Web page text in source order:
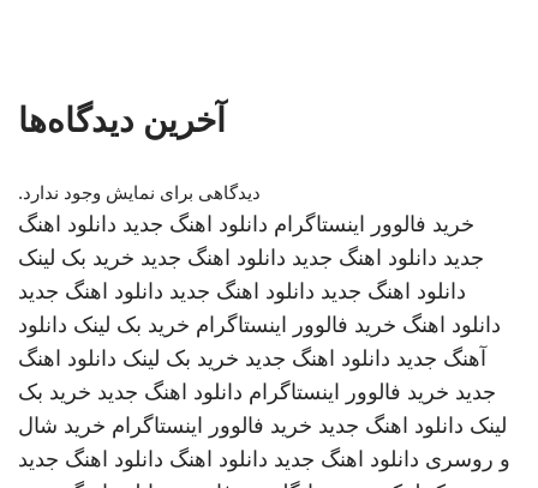
آخرین دیدگاه‌ها
دیدگاهی برای نمایش وجود ندارد.
خرید فالوور اینستاگرام دانلود اهنگ جدید دانلود اهنگ
جدید دانلود اهنگ جدید دانلود اهنگ جدید خرید بک لینک
دانلود اهنگ جدید دانلود اهنگ جدید دانلود اهنگ جدید
دانلود اهنگ خرید فالوور اینستاگرام خرید بک لینک دانلود
آهنگ جدید دانلود اهنگ جدید خرید بک لینک دانلود اهنگ
جدید خرید فالوور اینستاگرام دانلود اهنگ جدید خرید بک
لینک دانلود اهنگ جدید خرید فالوور اینستاگرام خرید شال
و روسری دانلود اهنگ جدید دانلود اهنگ دانلود اهنگ جدید